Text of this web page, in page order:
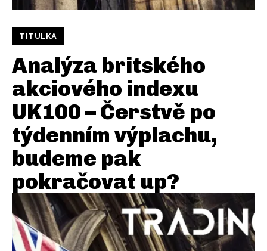
TITULKA
Analýza britského
akciového indexu
UK100 – Čerstvě po
týdenním výplachu,
budeme pak
pokračovat up?